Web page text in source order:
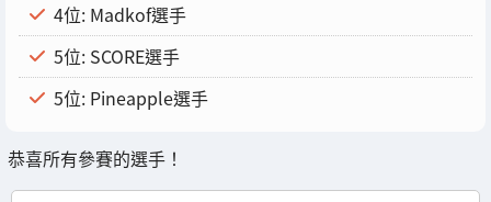
4位: Madkof選手
5位: SCORE選手
5位: Pineapple選手
恭喜所有參賽的選手！